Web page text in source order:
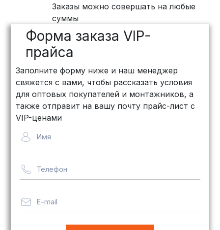
ПЭК: Сроки доставки — от 3 до 10
дней, стоимость рассчитывается
индивидуально (минимум
рублей
объемных заказов. Сроки — от 3
дней, стоимость — от500 рублей
Байкал Сервис: Идеально подходит
для крупногабаритных товаров.
рассчитывается индивидуально
Важно! Мы заботимся о том, чтобы
целости и сохранности, независимо
от их размера.
Заказы можно совершать на любые
суммы
Форма заказа VIP-
прайса
Заполните форму ниже и наш менеджер
свяжется с вами, чтобы рассказать условия
для оптовых покупателей и монтажников, а
также отправит на вашу почту прайс-лист с
VIP-ценами
Имя
Телефон
E-mail